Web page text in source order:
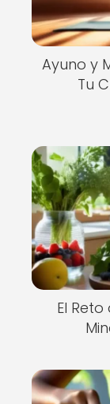
Ayuno y
Tu
El